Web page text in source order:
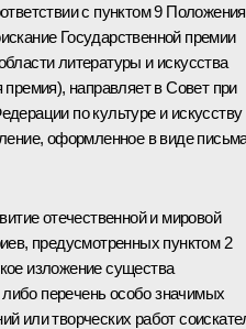
с пунктом 9 Положения
Государственной премии
литературы и искусства
премия), направляет в Совет при
по культуре и искусству
оформленное в виде
отечественной и мировой
предусмотренных пунктом 2
изложение существа
перечень особо значимых
или творческих работ